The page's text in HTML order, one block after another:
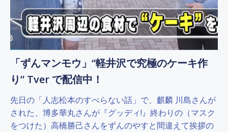
「ずんマンモウ」“軽井沢で究極のケーキ作
り” Tver で配信中！
先日の「人志松本のすべらない話」で、麒麟 川島さんが
された、博多華丸さんが『グッディ!』終わりの（マスク
をつけた）高橋勝己さんをずんのやすと間違えて挨拶の